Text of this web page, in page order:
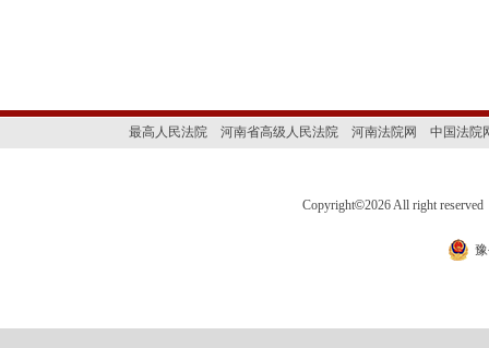
最高人民法院 河南省高级人民法院 河南法院网 中国法院
Copyright©2026 All right